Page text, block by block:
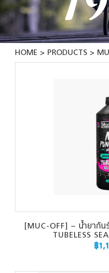
HOME PRODUCTS
[MUC-OFF] – น้ำยากัน
TUBELESS
฿